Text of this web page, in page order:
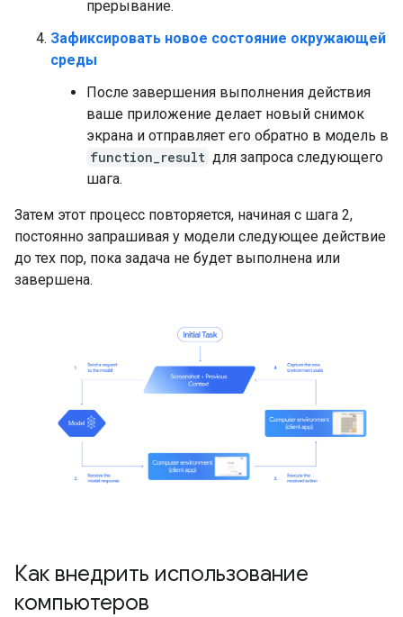
прерывание.
Зафиксировать новое состояние окружающей
среды
После завершения выполнения действия
ваше приложение делает новый снимок
экрана и отправляет его обратно в модель в
function_result для запроса следующего
шага.
Затем этот процесс повторяется, начиная с шага 2,
постоянно запрашивая у модели следующее действие
до тех пор, пока задача не будет выполнена или
завершена.
Как внедрить использование
компьютеров